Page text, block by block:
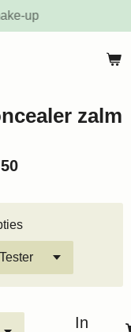
up
zalm
In